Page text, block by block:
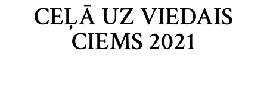
CEĻĀ UZ VIEDAIS
CIEMS 2021